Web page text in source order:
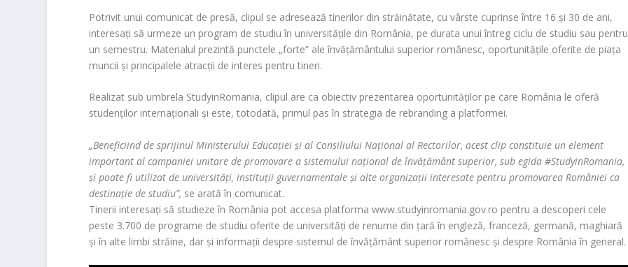
Potrivit unui comunicat de presă, clipul se adresează tinerilor din străinătate, cu vârste cuprinse între 16 şi 30 de ani,
interesaţi să urmeze un program de studiu în universităţile din România, pe durata unui întreg ciclu de studiu sau pentru
un semestru. Materialul prezintă punctele „forte” ale învăţământului superior românesc, oportunităţile oferite de piaţa
muncii şi principalele atracţii de interes pentru tineri.
Realizat sub umbrela StudyinRomania, clipul are ca obiectiv prezentarea oportunităţilor pe care România le oferă
studenţilor internaţionali şi este, totodată, primul pas în strategia de rebranding a platformei.
„Beneficiind de sprijinul Ministerului Educaţiei şi al Consiliului Naţional al Rectorilor, acest clip constituie un element
important al campaniei unitare de promovare a sistemului naţional de învăţământ superior, sub egida #StudyinRomania,
şi poate fi utilizat de universităţi, instituţii guvernamentale şi alte organizaţii interesate pentru promovarea României ca
destinaţie de studiu”, se arată în comunicat.
Tinerii interesaţi să studieze în România pot accesa platforma www.studyinromania.gov.ro pentru a descoperi cele
peste 3.700 de programe de studiu oferite de universităţi de renume din ţară în engleză, franceză, germană, maghiară
şi în alte limbi străine, dar şi informaţii despre sistemul de învăţământ superior românesc şi despre România în general.